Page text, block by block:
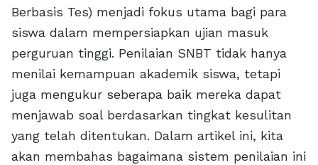
Berbasis Tes) menjadi fokus utama bagi para
siswa dalam mempersiapkan ujian masuk
perguruan tinggi. Penilaian SNBT tidak hanya
menilai kemampuan akademik siswa, tetapi
juga mengukur seberapa baik mereka dapat
menjawab soal berdasarkan tingkat kesulitan
yang telah ditentukan. Dalam artikel ini, kita
akan membahas bagaimana sistem penilaian ini